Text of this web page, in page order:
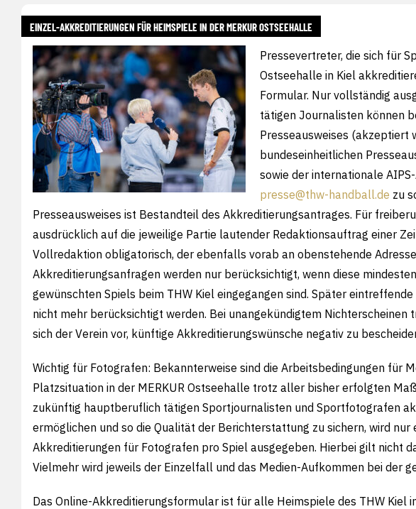
EINZEL-AKKREDITIERUNGEN FÜR HEIMSPIELE IN DER MERKUR OSTSEEHALLE
Pressevertreter, die sich für
Ostseehalle in Kiel
Formular. Nur vollständig
tätigen Journalisten können
Presseausweises (akzeptiert
bundeseinheitlichen
sowie der internationale
presse@thw-handball.de zu
Presseausweises ist Bestandteil des Akkreditierungsantrages. Für
ausdrücklich auf die jeweilige Partie lautender Redaktionsauftrag einer
Vollredaktion obligatorisch, der ebenfalls vorab an obenstehende
Akkreditierungsanfragen werden nur berücksichtigt, wenn diese
gewünschten Spiels beim THW Kiel eingegangen sind. Später
nicht mehr berücksichtigt werden. Bei unangekündigtem
sich der Verein vor, künftige Akkreditierungswünsche negativ zu
Wichtig für Fotografen: Bekannterweise sind die Arbeitsbedingungen für
Platzsituation in der MERKUR Ostseehalle trotz aller bisher erfolgten
zukünftig hauptberuflich tätigen Sportjournalisten und Sportfotografen
ermöglichen und so die Qualität der Berichterstattung zu sichern, wird nur
Akkreditierungen für Fotografen pro Spiel ausgegeben. Hierbei gilt nicht
Vielmehr wird jeweils der Einzelfall und das Medien-Aufkommen bei der
Das Online-Akkreditierungsformular ist für alle Heimspiele des THW Kiel